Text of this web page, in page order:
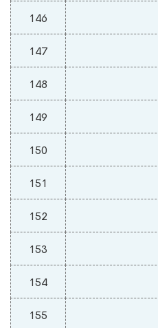
146
147
148
149
150
151
152
153
154
155